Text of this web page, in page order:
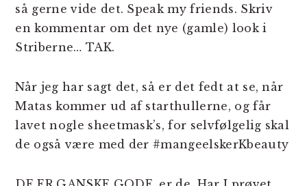
så gerne vide det. Speak my friends. Skriv
en kommentar om det nye (gamle) look i
Striberne… TAK.
Når jeg har sagt det, så er det fedt at se, når
Matas kommer ud af starthullerne, og får
lavet nogle sheetmask’s, for selvfølgelig skal
de også være med der #mangeelskerKbeauty